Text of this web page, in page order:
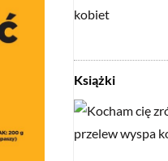
Książki